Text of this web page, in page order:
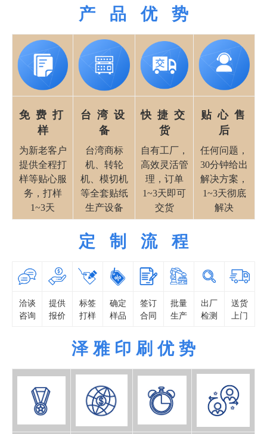
产 品 优 势
免 费 打
样
为新老客户
提供全程打
样等贴心服
务，打样
1~3天
台 湾 设
备
台湾商标
机、转轮
机、模切机
等全套贴纸
生产设备
快 捷 交
货
自有工厂，
高效灵活管
理，订单
1~3天即可
交货
贴 心 售
后
任何问题，
30分钟给出
解决方案，
1~3天彻底
解决
定 制 流 程
洽谈
咨询
提供
报价
标签
打样
确定
样品
签订
合同
批量
生产
出厂
检测
送货
上门
泽 雅 印 刷 优 势